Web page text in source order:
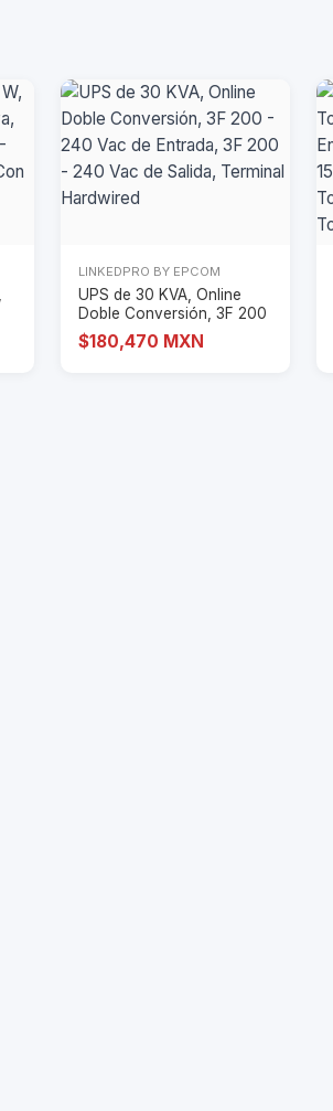
LINKEDPRO BY EPCOM
UPS de 30 KVA, Online
Doble Conversión, 3F 200
- 240 Vac de
$180,470 MXN